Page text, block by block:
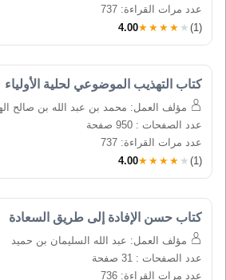
عدد مرات القراءة: 737
4.00★★★★★ (1)
كتاب التهذيب الموضوعي لحلية الأولياء
مؤلف العمل: محمد بن عبد الله بن صالح
عدد الصفحات : 950 صفحة
عدد مرات القراءة: 737
4.00★★★★★ (1)
كتاب حسن الإفادة إلى طريق السعادة
مؤلف العمل: عبد الله السليمان بن حميد
عدد الصفحات : 31 صفحة
عدد مرات القراءة: 736